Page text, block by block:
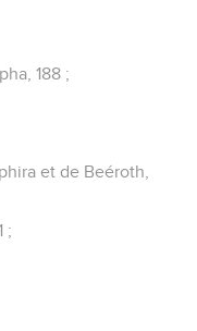
188 ;
et de Beéroth,
;